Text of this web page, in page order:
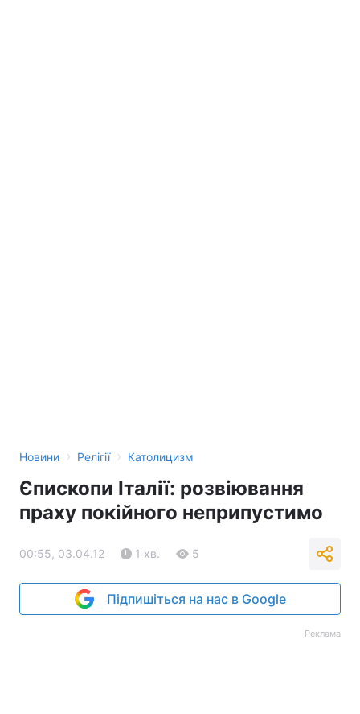
Новини › Релігії › Католицизм
Єпископи Італії: розвіювання
праху покійного неприпустимо
00:55, 03.04.12 1 хв. 5
Підпишіться на нас в Google
Реклама